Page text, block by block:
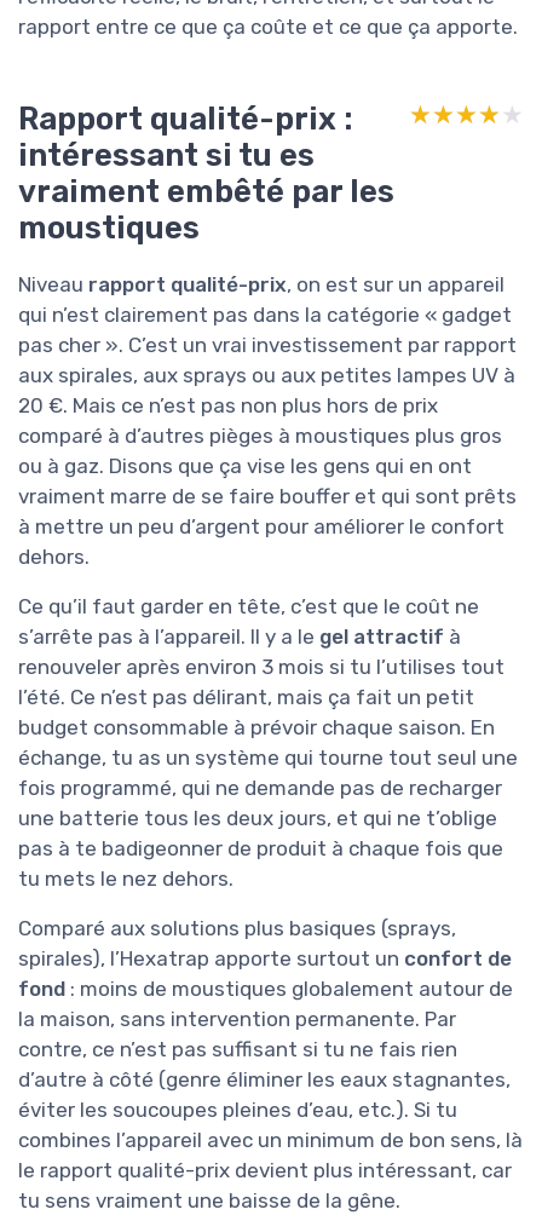
rapport entre ce que ça coûte et ce que ça apporte.
Rapport qualité-prix :
intéressant si tu es
vraiment embêté par les
moustiques
★★★★★
★★★★★
Niveau rapport qualité-prix, on est sur un appareil
qui n’est clairement pas dans la catégorie « gadget
pas cher ». C’est un vrai investissement par rapport
aux spirales, aux sprays ou aux petites lampes UV à
20 €. Mais ce n’est pas non plus hors de prix
comparé à d’autres pièges à moustiques plus gros
ou à gaz. Disons que ça vise les gens qui en ont
vraiment marre de se faire bouffer et qui sont prêts
à mettre un peu d’argent pour améliorer le confort
dehors.
Ce qu’il faut garder en tête, c’est que le coût ne
s’arrête pas à l’appareil. Il y a le gel attractif à
renouveler après environ 3 mois si tu l’utilises tout
l’été. Ce n’est pas délirant, mais ça fait un petit
budget consommable à prévoir chaque saison. En
échange, tu as un système qui tourne tout seul une
fois programmé, qui ne demande pas de recharger
une batterie tous les deux jours, et qui ne t’oblige
pas à te badigeonner de produit à chaque fois que
tu mets le nez dehors.
Comparé aux solutions plus basiques (sprays,
spirales), l’Hexatrap apporte surtout un confort de
fond : moins de moustiques globalement autour de
la maison, sans intervention permanente. Par
contre, ce n’est pas suffisant si tu ne fais rien
d’autre à côté (genre éliminer les eaux stagnantes,
éviter les soucoupes pleines d’eau, etc.). Si tu
combines l’appareil avec un minimum de bon sens, là
le rapport qualité-prix devient plus intéressant, car
tu sens vraiment une baisse de la gêne.